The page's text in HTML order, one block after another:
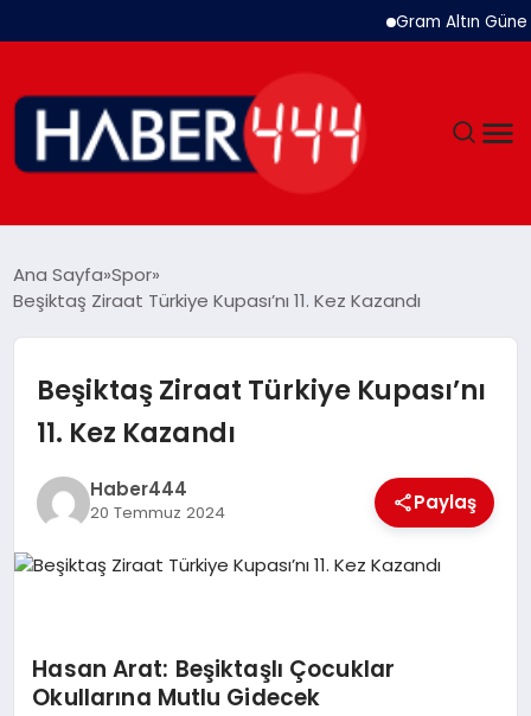
Gram Altın Güne
SIYASET
DÜNYA
EKONOMI
SPOR
TEKNOLOJI
EGITIM
Ana Sayfa Spor
Beşiktaş Ziraat Türkiye Kupası’nı 11. Kez Kazandı
Beşiktaş Ziraat Türkiye Kupası’nı
11. Kez Kazandı
Haber444
20 Temmuz 2024 Paylaş
Hasan Arat: Beşiktaşlı Çocuklar
Okullarına Mutlu Gidecek